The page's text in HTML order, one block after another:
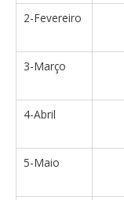
2-Fevereiro
3-Março
4-Abril
5-Maio